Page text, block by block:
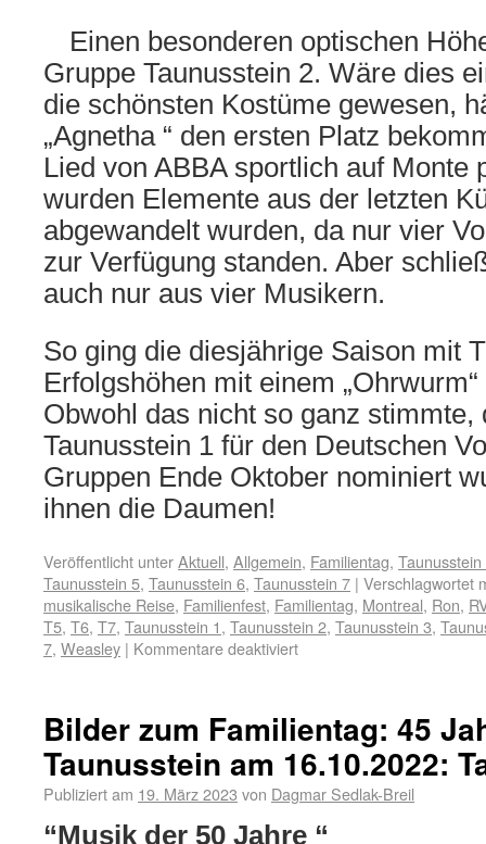
Einen besonderen optischen
Gruppe Taunusstein 2. Wäre dies
die schönsten Kostüme gewesen,
„Agnetha “ den ersten Platz
Lied von ABBA sportlich auf Monte
wurden Elemente aus der letzten
abgewandelt wurden, da nur vier
zur Verfügung standen. Aber
auch nur aus vier Musikern.
So ging die diesjährige Saison mit
Erfolgshöhen mit einem
Obwohl das nicht so ganz stimmte,
Taunusstein 1 für den Deutschen
Gruppen Ende Oktober nominiert
ihnen die Daumen!
Veröffentlicht unterAktuell, Allgemein, Familientag, Taunusstein
Taunusstein 5, Taunusstein 6, Taunusstein 7 | Verschlagwortet
musikalische Reise, Familienfest, Familientag, Montreal, Ron,
T5, T6, T7, Taunusstein 1, Taunusstein 2, Taunusstein 3,
7, Weasley | Kommentare deaktiviert
Bilder zum Familientag: 45
Taunusstein am 16.10.2022:
Publiziert am 19. März 2023 von Dagmar Sedlak-Breil
“Musik der 50 Jahre “